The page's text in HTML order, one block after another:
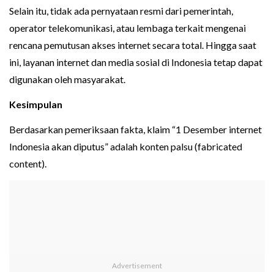
Selain itu, tidak ada pernyataan resmi dari pemerintah,
operator telekomunikasi, atau lembaga terkait mengenai
rencana pemutusan akses internet secara total. Hingga saat
ini, layanan internet dan media sosial di Indonesia tetap dapat
digunakan oleh masyarakat.
Kesimpulan
Berdasarkan pemeriksaan fakta, klaim “1 Desember internet
Indonesia akan diputus” adalah konten palsu (fabricated
content).